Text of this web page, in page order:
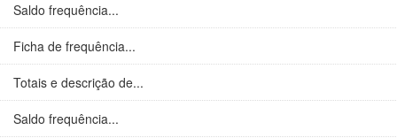
Saldo frequência...
Ficha de frequência...
Totais e descrição de...
Saldo frequência...